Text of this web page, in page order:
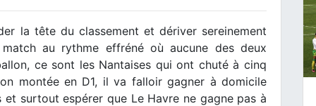
la tête du classement et dériver sereinement
au rythme effréné où aucune des deux
ce sont les Nantaises qui ont chuté à cinq
montée en D1, il va falloir gagner à domicile
surtout espérer que Le Havre ne gagne pas à